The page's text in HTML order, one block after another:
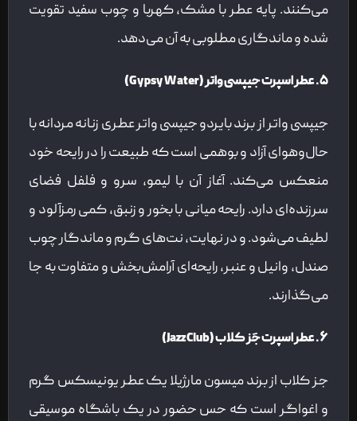
می‌کنند. پایه عطر با مشک، کهربا و چوب سفید تقویت
شده و ماندگاری مطلوبی به آن می‌دهد.
۵. عطر اسپرت جیپسی واتر (Gypsy Water)
جیپسی واتر از برند بایردو جیپسی واتر عطری زنانه مردانه با
حال‌وهوای آزاد و بوهمی است که طبیعت را در رایحه خود
منعکس می‌کند. آغاز آن با لیمو، سرو و فلفل فضای
سرزنده‌ای دارد. رایحه میانی با بخور و زنبق، کمی رمزآلود و
لطیف می‌شود. و در نهایت، نت‌های گرم و ماندگار چوب
صندل، وانیل و عنبر، رایحه‌ای آرامش‌بخش و متفاوت به جا
می‌گذارند.
۶. عطر اسپرت جَز کلاب (Jazz Club)
جز کلاب از برند میسون مارژیلا یک عطر یونیسکس گرم
و اغواگر است که حس حضور در یک باشگاه موسیقی